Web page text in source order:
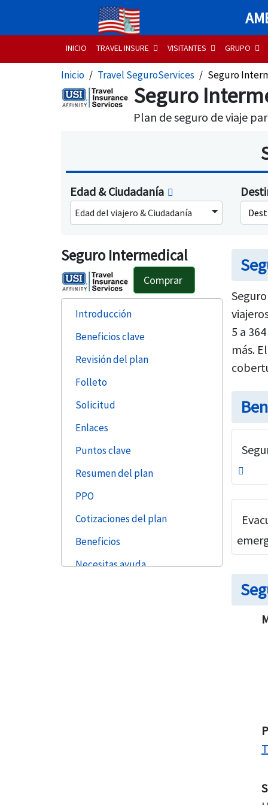
INICIO TRAVEL INSURE VISITANTES GRUPO
Inicio Travel SeguroServices Seguro
Seguro
Plan de seguro de viaje
Edad & Ciudadanía
Edad del viajero & Ciudadanía
Seguro Intermedical
Comprar
Introducción
Beneficios clave
Revisión del plan
Folleto
Solicitud
Enlaces
Puntos clave
Resumen del plan
PPO
Cotizaciones del plan
Beneficios
Necesitas ayuda
5 a
más.